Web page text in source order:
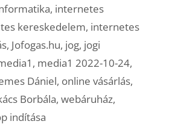
, internetes
kereskedelem, internetes
, Jofogas.hu, jog, jogi
, media1 2022-10-24,
Dániel, online vásárlás,
Borbála, webáruház,
indítása